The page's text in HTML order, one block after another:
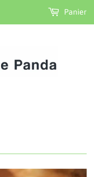
Panier